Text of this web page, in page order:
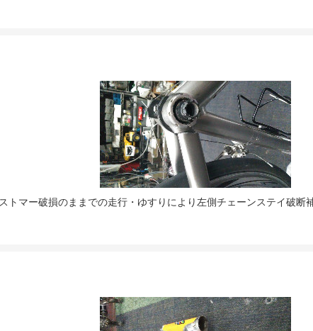
トマー破損のままでの走行・ゆすりにより左側チェーンステイ破